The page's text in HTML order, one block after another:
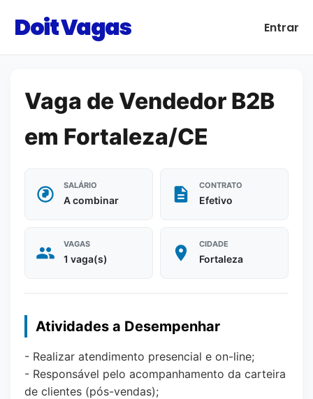
Doit Vagas Entrar
Vaga de Vendedor B2B
em Fortaleza/CE
SALÁRIO
A combinar
CONTRATO
Efetivo
VAGAS
1 vaga(s)
CIDADE
Fortaleza
Atividades a Desempenhar
- Realizar atendimento presencial e on-line;
- Responsável pelo acompanhamento da carteira
de clientes (pós-vendas);